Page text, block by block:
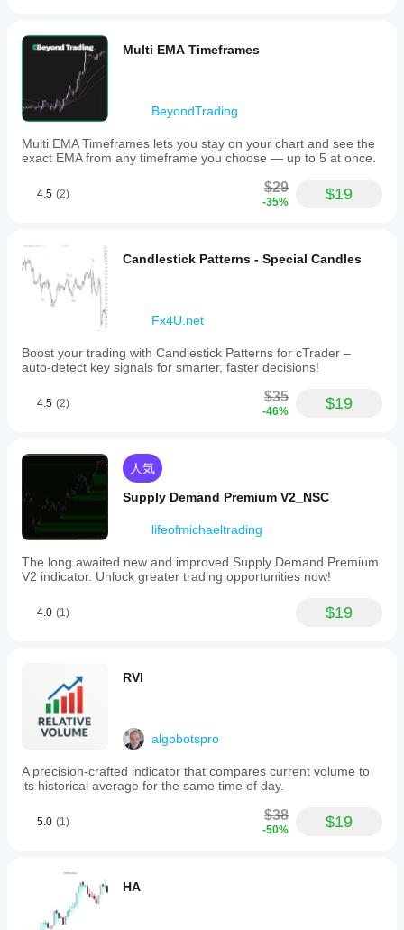
Multi EMA Timeframes
BeyondTrading
Multi EMA Timeframes lets you stay on your chart and see the
exact EMA from any timeframe you choose — up to 5 at once.
4.5 (2) $29
-35% $19
Candlestick Patterns - Special Candles
Fx4U.net
Boost your trading with Candlestick Patterns for cTrader –
auto-detect key signals for smarter, faster decisions!
4.5 (2) $35
-46% $19
人気
Supply Demand Premium V2_NSC
lifeofmichaeltrading
The long awaited new and improved Supply Demand Premium
V2 indicator. Unlock greater trading opportunities now!
4.0 (1) $19
RVI
algobotspro
A precision-crafted indicator that compares current volume to
its historical average for the same time of day.
5.0 (1) $38
-50% $19
HA